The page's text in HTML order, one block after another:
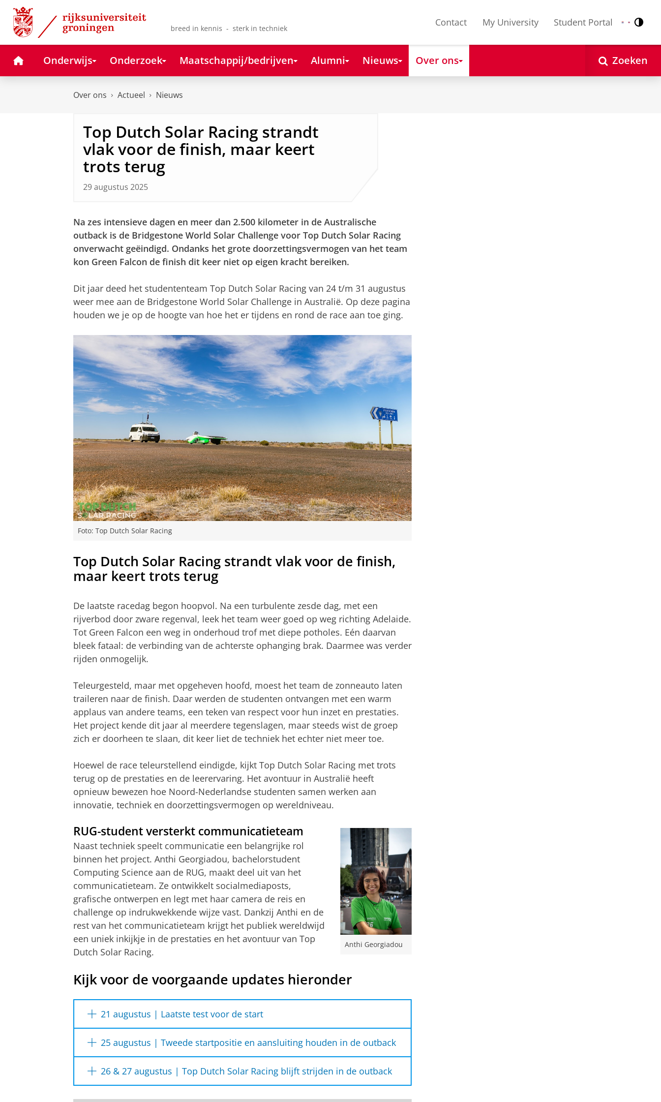
Skip
Content
Skip
Navigation
breed in kennis - sterk in techniek
Contact My University Student Portal Nederlands
English
HomeOnderwijs Onderzoek Maatschappij/bedrijven Alumni Nieuws Over ons Zoeken
Over ons Actueel Nieuws
Top Dutch Solar Racing strandt
vlak voor de finish, maar keert
trots terug
29 augustus 2025
Na zes intensieve dagen en meer dan 2.500 kilometer in de Australische
outback is de Bridgestone World Solar Challenge voor Top Dutch Solar Racing
onverwacht geëindigd. Ondanks het grote doorzettingsvermogen van het team
kon Green Falcon de finish dit keer niet op eigen kracht bereiken.
Dit jaar deed het studententeam Top Dutch Solar Racing van 24 t/m 31 augustus
weer mee aan de Bridgestone World Solar Challenge in Australië. Op deze pagina
houden we je op de hoogte van hoe het er tijdens en rond de race aan toe ging.
Foto: Top Dutch Solar Racing
Top Dutch Solar Racing strandt vlak voor de finish,
maar keert trots terug
De laatste racedag begon hoopvol. Na een turbulente zesde dag, met een
rijverbod door zware regenval, leek het team weer goed op weg richting Adelaide.
Tot Green Falcon een weg in onderhoud trof met diepe potholes. Eén daarvan
bleek fataal: de verbinding van de achterste ophanging brak. Daarmee was verder
rijden onmogelijk.
Teleurgesteld, maar met opgeheven hoofd, moest het team de zonneauto laten
traileren naar de finish. Daar werden de studenten ontvangen met een warm
applaus van andere teams, een teken van respect voor hun inzet en prestaties.
Het project kende dit jaar al meerdere tegenslagen, maar steeds wist de groep
zich er doorheen te slaan, dit keer liet de techniek het echter niet meer toe.
Hoewel de race teleurstellend eindigde, kijkt Top Dutch Solar Racing met trots
terug op de prestaties en de leerervaring. Het avontuur in Australië heeft
opnieuw bewezen hoe Noord-Nederlandse studenten samen werken aan
innovatie, techniek en doorzettingsvermogen op wereldniveau.
Anthi Georgiadou
RUG-student versterkt communicatieteam
Naast techniek speelt communicatie een belangrijke rol
binnen het project. Anthi Georgiadou, bachelorstudent
Computing Science aan de RUG, maakt deel uit van het
communicatieteam. Ze ontwikkelt socialmediaposts,
grafische ontwerpen en legt met haar camera de reis en
challenge op indrukwekkende wijze vast. Dankzij Anthi en de
rest van het communicatieteam krijgt het publiek wereldwijd
een uniek inkijkje in de prestaties en het avontuur van Top
Dutch Solar Racing.
Kijk voor de voorgaande updates hieronder
21 augustus | Laatste test voor de start
21 augustus | Laatste test voor de start
Bridgestone World Solar Challenge. In die tijd is er veel gebeurd.
25 augustus | Tweede startpositie en aansluiting houden in de outback
25 augustus | Tweede startpositie en
aansluiting houden in de outback
26 & 27 augustus | Top Dutch Solar Racing blijft strijden in de outback